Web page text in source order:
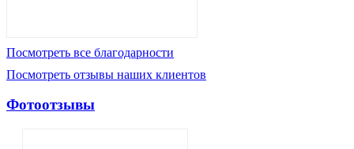
Посмотреть все благодарности
Посмотреть отзывы наших клиентов
Фотоотзывы